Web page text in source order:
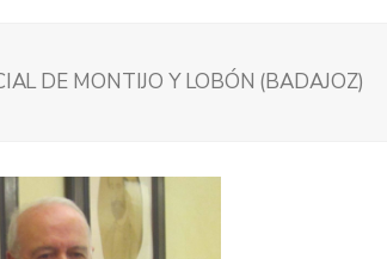
DE MONTIJO Y LOBÓN (BADAJOZ)